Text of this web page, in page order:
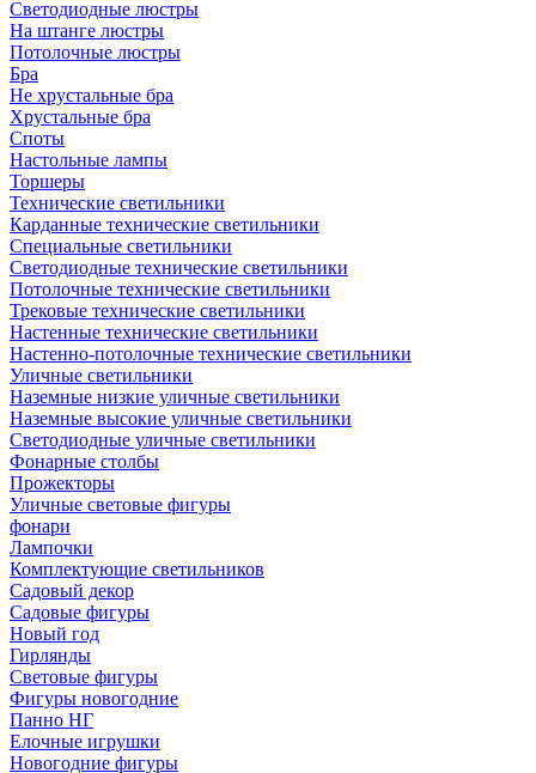
Светодиодные люстры
На штанге люстры
Потолочные люстры
Бра
Не хрустальные бра
Хрустальные бра
Споты
Настольные лампы
Торшеры
Технические светильники
Карданные технические светильники
Специальные светильники
Светодиодные технические светильники
Потолочные технические светильники
Трековые технические светильники
Настенные технические светильники
Настенно-потолочные технические светильники
Уличные светильники
Наземные низкие уличные светильники
Наземные высокие уличные светильники
Светодиодные уличные светильники
Фонарные столбы
Прожекторы
Уличные световые фигуры
фонари
Лампочки
Комплектующие светильников
Садовый декор
Садовые фигуры
Новый год
Гирлянды
Световые фигуры
Фигуры новогодние
Панно НГ
Елочные игрушки
Новогодние фигуры